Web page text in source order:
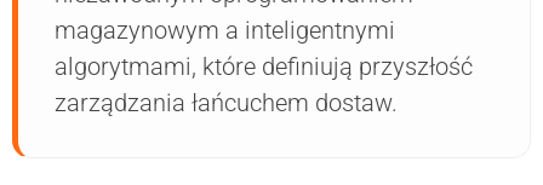
magazynowym a inteligentnymi
algorytmami, które definiują przyszłość
zarządzania łańcuchem dostaw.